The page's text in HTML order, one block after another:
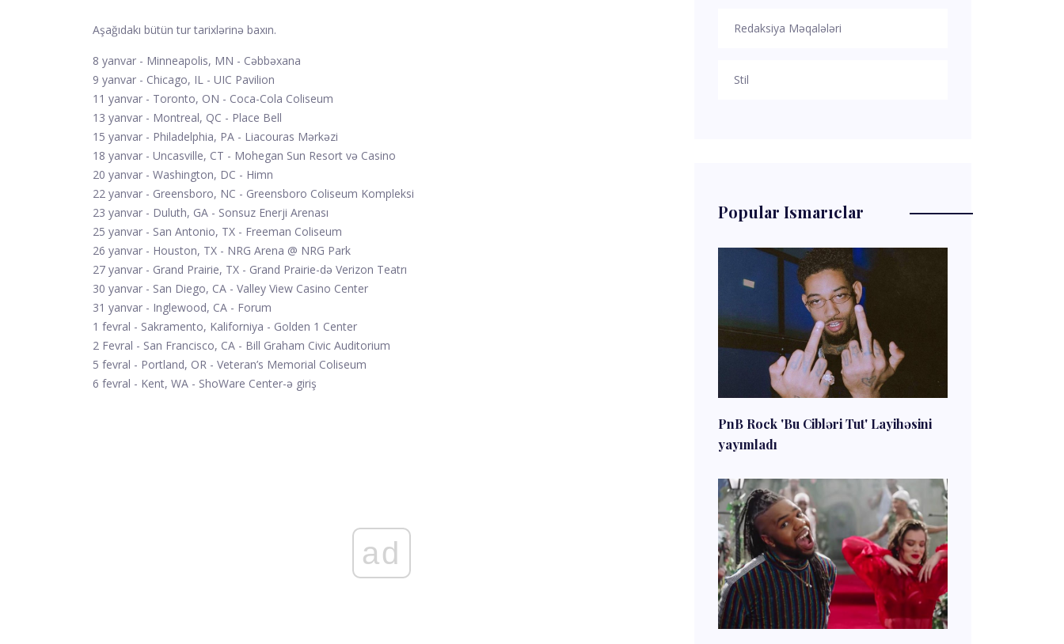
Aşağıdakı bütün tur tarixlərinə baxın.
8 yanvar - Minneapolis, MN - Cəbbəxana
9 yanvar - Chicago, IL - UIC Pavilion
11 yanvar - Toronto, ON - Coca-Cola Coliseum
13 yanvar - Montreal, QC - Place Bell
15 yanvar - Philadelphia, PA - Liacouras Mərkəzi
18 yanvar - Uncasville, CT - Mohegan Sun Resort və Casino
20 yanvar - Washington, DC - Himn
22 yanvar - Greensboro, NC - Greensboro Coliseum Kompleksi
23 yanvar - Duluth, GA - Sonsuz Enerji Arenası
25 yanvar - San Antonio, TX - Freeman Coliseum
26 yanvar - Houston, TX - NRG Arena @ NRG Park
27 yanvar - Grand Prairie, TX - Grand Prairie-də Verizon Teatrı
30 yanvar - San Diego, CA - Valley View Casino Center
31 yanvar - Inglewood, CA - Forum
1 fevral - Sakramento, Kaliforniya - Golden 1 Center
2 Fevral - San Francisco, CA - Bill Graham Civic Auditorium
5 fevral - Portland, OR - Veteran’s Memorial Coliseum
6 fevral - Kent, WA - ShoWare Center-ə giriş
ad
Redaksiya Məqalələri
Stil
Popular Ismarıclar
PnB Rock 'Bu Cibləri Tut' Layihəsini
yayımladı